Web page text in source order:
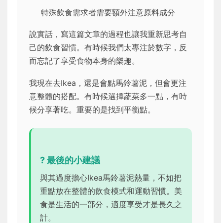
特殊飲食需求者需要額外注意原料成分
說實話，寫這篇文章的過程也讓我重新思考自
己的飲食習慣。有時候我們太專注於數字，反
而忘記了享受食物本身的樂趣。
我現在去Ikea，還是會點馬鈴薯泥，但會更注
意整體的搭配。有時候選擇蔬菜多一點，有時
候分享著吃。重要的是找到平衡點。
? 最後的小建議
與其過度擔心Ikea馬鈴薯泥熱量，不如把
重點放在整體的飲食模式和運動習慣。美
食是生活的一部分，適度享受才是長久之
計。